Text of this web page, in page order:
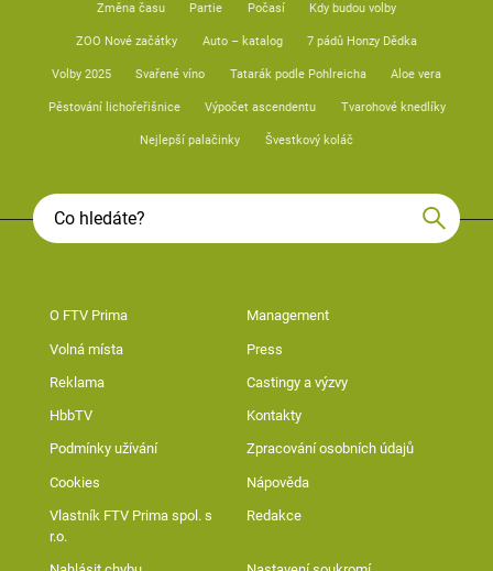
Změna času Partie Počasí Kdy budou volby
ZOO Nové začátky Auto – katalog 7 pádů Honzy Dědka
Volby 2025 Svařené víno Tatarák podle Pohlreicha Aloe vera
Pěstování lichořeřišnice Výpočet ascendentu Tvarohové knedlíky
Nejlepší palačinky Švestkový koláč
O FTV Prima Management
Volná místa Press
Reklama Castingy a výzvy
HbbTV Kontakty
Podmínky užívání Zpracování osobních údajů
Cookies Nápověda
Vlastník FTV Prima spol. s
r.o.
Redakce